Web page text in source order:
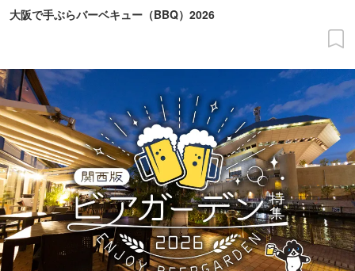
大阪で手ぶらバーベキュー（BBQ）2026